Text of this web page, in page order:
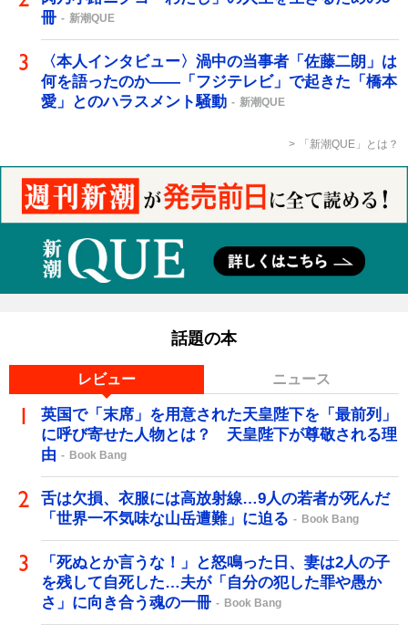
冊
新潮QUE
〈本人インタビュー〉渦中の当事者「佐藤二朗」は
何を語ったのか――「フジテレビ」で起きた「橋本
愛」とのハラスメント騒動
新潮QUE
「新潮QUE」とは？
話題の本
レビュー ニュース
英国で「末席」を用意された天皇陛下を「最前列」
に呼び寄せた人物とは？ 天皇陛下が尊敬される理
由
Book Bang
舌は欠損、衣服には高放射線…9人の若者が死んだ
「世界一不気味な山岳遭難」に迫る
Book Bang
「死ぬとか言うな！」と怒鳴った日、妻は2人の子
を残して自死した…夫が「自分の犯した罪や愚か
さ」に向き合う魂の一冊
Book Bang